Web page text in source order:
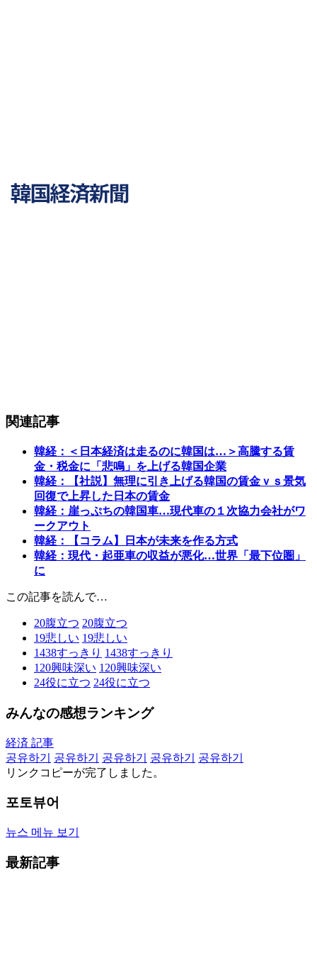
関連記事
韓経：＜日本経済は走るのに韓国は…＞高騰する賃
金・税金に「悲鳴」を上げる韓国企業
韓経：【社説】無理に引き上げる韓国の賃金ｖｓ景気
回復で上昇した日本の賃金
韓経：崖っぷちの韓国車…現代車の１次協力会社がワ
ークアウト
韓経：【コラム】日本が未来を作る方式
韓経：現代・起亜車の収益が悪化…世界「最下位圏」
に
この記事を読んで…
20腹立つ 20腹立つ
19悲しい 19悲しい
1438すっきり 1438すっきり
120興味深い 120興味深い
24役に立つ 24役に立つ
みんなの感想ランキング
経済 記事
공유하기
공유하기 공유하기 공유하기
공유하기
リンクコピーが完了しました。
포토뷰어
뉴스 메뉴 보기
最新記事